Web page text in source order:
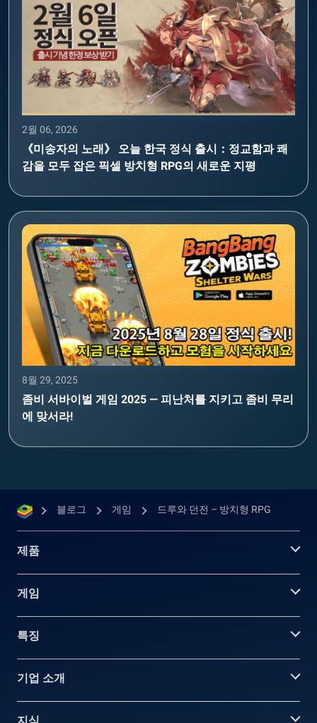
2월 06, 2026
《미송자의 노래》 오늘 한국 정식 출시：정교함과 쾌
감을 모두 잡은 픽셀 방치형 RPG의 새로운 지평
8월 29, 2025
좀비 서바이벌 게임 2025 — 피난처를 지키고 좀비 무리
에 맞서라!
블로그 게임 드루와 던전 – 방치형 RPG
제품
게임
특징
기업 소개